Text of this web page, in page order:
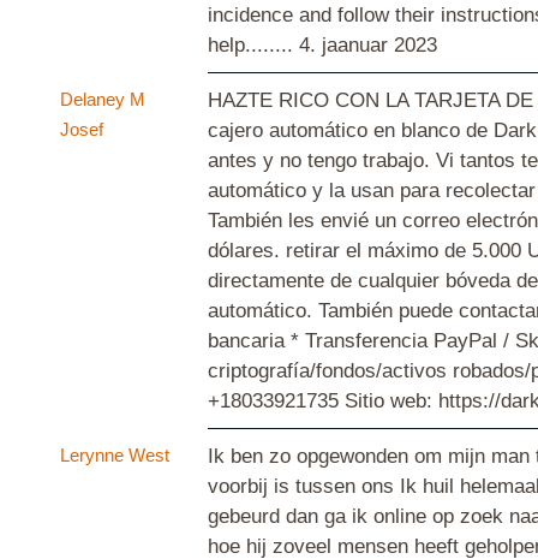
incidence and follow their
help........ 4. jaanuar 2023
Delaney M
Josef
HAZTE RICO CON LA TARJETA
cajero automático en blanco de
antes y no tengo trabajo. Vi tantos
automático y la usan para
También les envié un correo
dólares. retirar el máximo de 5.000
directamente de cualquier bóveda
automático. También puede
bancaria * Transferencia PayPal /
criptografía/fondos/activos
+18033921735 Sitio web: https://
Lerynne West
Ik ben zo opgewonden om mijn
voorbij is tussen ons Ik huil
gebeurd dan ga ik online op zoek
hoe hij zoveel mensen heeft